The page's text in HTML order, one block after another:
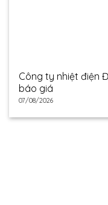
Công ty nhiệt điện
báo giá
07/08/2026